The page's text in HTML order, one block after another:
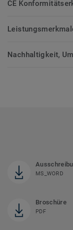
CE
Nachhaltigkeit,
MS_WORD
Broschüre
PDF